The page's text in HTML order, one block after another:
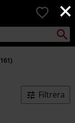
×
0
Sök
Filtrera